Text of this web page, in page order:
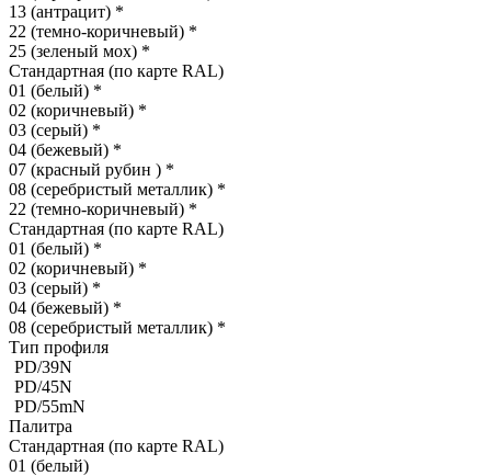
13 (антрацит) *
22 (темно-коричневый) *
25 (зеленый мох) *
Стандартная (по карте RAL)
01 (белый) *
02 (коричневый) *
03 (серый) *
04 (бежевый) *
07 (красный рубин ) *
08 (серебристый металлик) *
22 (темно-коричневый) *
Стандартная (по карте RAL)
01 (белый) *
02 (коричневый) *
03 (серый) *
04 (бежевый) *
08 (серебристый металлик) *
Тип профиля
PD/39N
PD/45N
PD/55mN
Палитра
Стандартная (по карте RAL)
01 (белый)